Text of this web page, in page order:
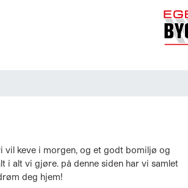
vil keve i morgen, og et godt bomiljø og
i alt vi gjøre. på denne siden har vi samlet
deg hjem!